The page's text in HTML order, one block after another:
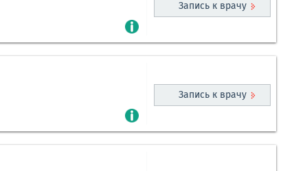
Запись к врачу
Запись к врачу